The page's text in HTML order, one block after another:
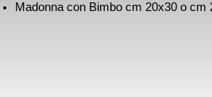
Madonna con Bimbo cm 20x30 o cm